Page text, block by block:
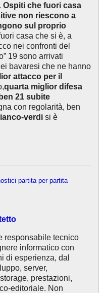
Ospiti che fuori casa
non riescono a
sul proprio
casa che si è, a
nei confronti del
19 sono arrivati
bavaresi che ne hanno
attacco per il
quarta miglior difesa
21 subite
con regolarità, ben
verdi si è
partita per partita
responsabile tecnico
informatico con
di esperienza, dal
server,
prestazioni,
editoriale. Non